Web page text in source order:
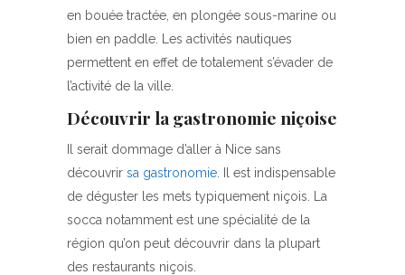
en bouée tractée, en plongée sous-marine ou
bien en paddle. Les activités nautiques
permettent en effet de totalement s’évader de
l’activité de la ville.
Découvrir la gastronomie niçoise
Il serait dommage d’aller à Nice sans
découvrir sa gastronomie . Il est indispensable
de déguster les mets typiquement niçois. La
socca notamment est une spécialité de la
région qu’on peut découvrir dans la plupart
des restaurants niçois.